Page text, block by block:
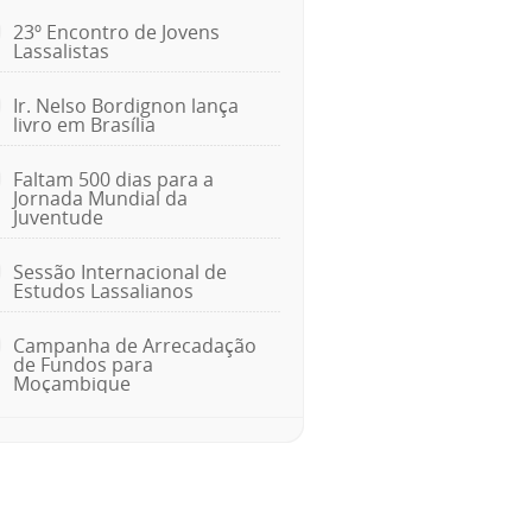
23º Encontro de Jovens
Lassalistas
Ir. Nelso Bordignon lança
livro em Brasília
Faltam 500 dias para a
Jornada Mundial da
Juventude
Sessão Internacional de
Estudos Lassalianos
Campanha de Arrecadação
de Fundos para
Moçambique